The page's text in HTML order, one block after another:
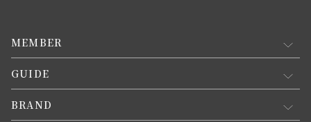
MEMBER
マイページ
新規会員登録
GUIDE
お買い物ガイド
BRAND